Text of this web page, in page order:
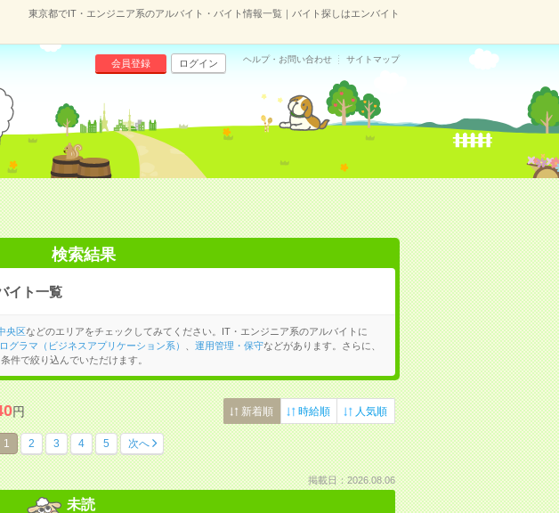
東京都でIT・エンジニア系のアルバイト・バイト情報一覧｜バイト探しはエンバイト
会員登録 ログイン ヘルプ・お問い合わせ サイトマップ
検索結果
イト一覧
央区などのエリアをチェックしてみてください。IT・エンジニア系のアルバイトに
グラマ（ビジネスアプリケーション系） 運用管理・保守などがあります。さらに、
件で絞り込んでいただけます。
円 新着順 時給順 人気順
1 2 3 4 5 次へ
掲載日：2026.08.06
未読